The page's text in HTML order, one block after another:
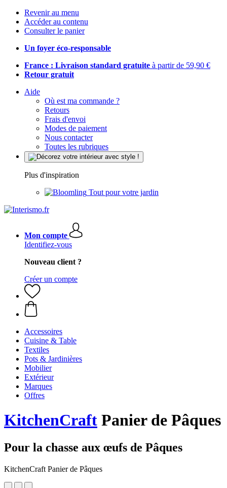
Revenir au menu
Accéder au contenu
Consulter le panier
Un foyer éco-responsable
France : Livraison standard gratuite à partir de 59,90 €
Retour gratuit
Aide
Où est ma commande ?
Retours
Frais d'envoi
Modes de paiement
Nous contacter
Toutes les rubriques
Plus d'inspiration
Tout pour votre jardin
Mon compte
Identifiez-vous
Nouveau client ?
Créer un compte
Accessoires
Cuisine & Table
Textiles
Pots & Jardinières
Mobilier
Extérieur
Marques
Offres
KitchenCraft Panier de Pâques
Pour la chasse aux œufs de Pâques
KitchenCraft Panier de Pâques